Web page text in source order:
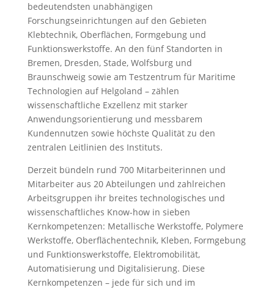
bedeutendsten unabhängigen
Forschungseinrichtungen auf den Gebieten
Klebtechnik, Oberflächen, Formgebung und
Funktionswerkstoffe. An den fünf Standorten in
Bremen, Dresden, Stade, Wolfsburg und
Braunschweig sowie am Testzentrum für Maritime
Technologien auf Helgoland – zählen
wissenschaftliche Exzellenz mit starker
Anwendungsorientierung und messbarem
Kundennutzen sowie höchste Qualität zu den
zentralen Leitlinien des Instituts.
Derzeit bündeln rund 700 Mitarbeiterinnen und
Mitarbeiter aus 20 Abteilungen und zahlreichen
Arbeitsgruppen ihr breites technologisches und
wissenschaftliches Know-how in sieben
Kernkompetenzen: Metallische Werkstoffe, Polymere
Werkstoffe, Oberflächentechnik, Kleben, Formgebung
und Funktionswerkstoffe, Elektromobilität,
Automatisierung und Digitalisierung. Diese
Kernkompetenzen – jede für sich und im